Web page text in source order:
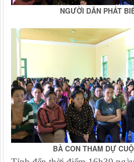
NGƯỜI DÂN PHÁT
BÀ CON THAM DỰ